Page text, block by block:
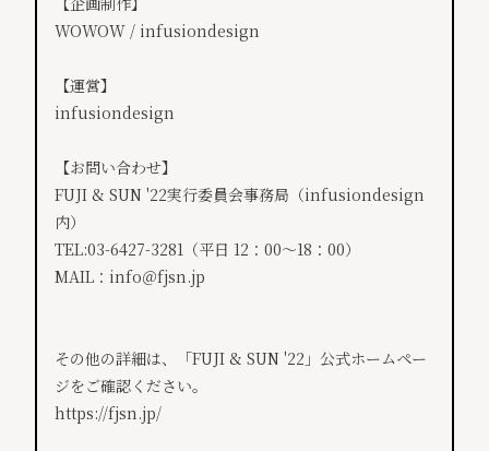
WOWOW / infusiondesign
【運営】
infusiondesign
【お問い合わせ】
FUJI & SUN '22実行委員会事務局（infusiondesign
内）
TEL:03-6427-3281（平日 12：00～18：00）
MAIL：info＠fjsn.jp
その他の詳細は、「FUJI & SUN '22」公式ホームペー
ジをご確認ください。
https://fjsn.jp/